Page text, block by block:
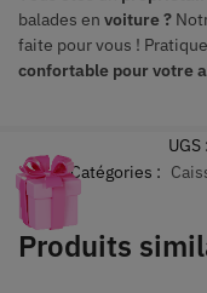
balades en voiture ?
faite pour vous !
confortable pour votre
UGS :
Catégories :
Produits